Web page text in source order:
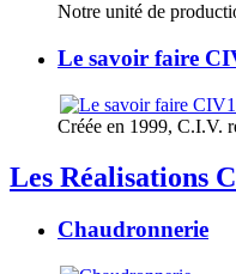
Notre unité de
Le savoir faire
Créée en 1999, C.I.V.
Les Réalisations
Chaudronnerie